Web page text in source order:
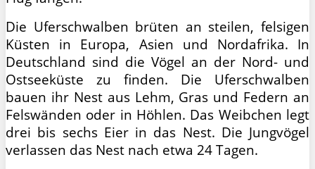
Die Uferschwalben brüten an steilen, felsigen
Küsten in Europa, Asien und Nordafrika. In
Deutschland sind die Vögel an der Nord- und
Ostseeküste zu finden. Die Uferschwalben
bauen ihr Nest aus Lehm, Gras und Federn an
Felswänden oder in Höhlen. Das Weibchen legt
drei bis sechs Eier in das Nest. Die Jungvögel
verlassen das Nest nach etwa 24 Tagen.